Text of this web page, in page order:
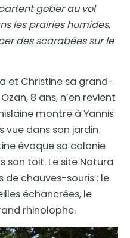
gober au vol
les prairies humides,
des scarabées sur le
et Christine sa grand-
8 ans, n’en revient
montre à Yannis
vue dans son jardin
évoque sa colonie
son toit. Le site Natura
de chauves-souris : le
échancrées, le
rhinolophe.